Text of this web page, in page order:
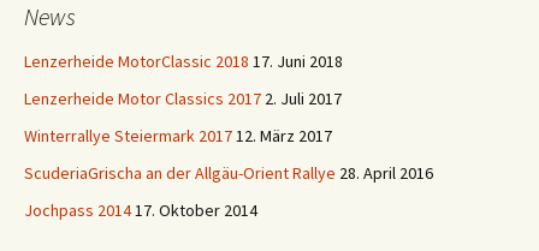
News
Lenzerheide MotorClassic 2018 17. Juni 2018
Lenzerheide Motor Classics 2017 2. Juli 2017
Winterrallye Steiermark 201712. März 2017
ScuderiaGrischa an der Allgäu-Orient Rallye 28. April 2016
Jochpass 201417. Oktober 2014